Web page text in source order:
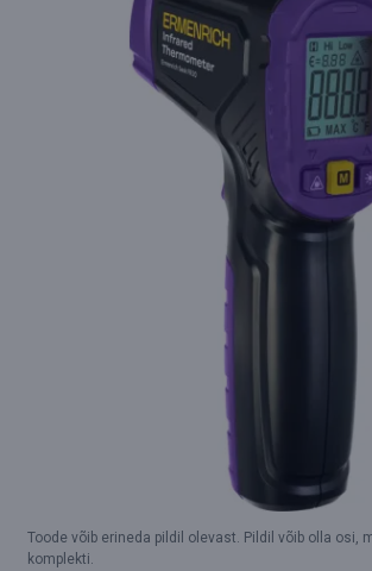
Toode võib erineda pildil olevast. Pildil võib olla osi,
komplekti.